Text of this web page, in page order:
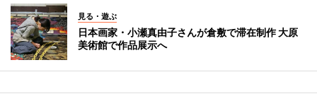
見る・遊ぶ
日本画家・小瀬真由子さんが倉敷で滞在制作 大原
美術館で作品展示へ